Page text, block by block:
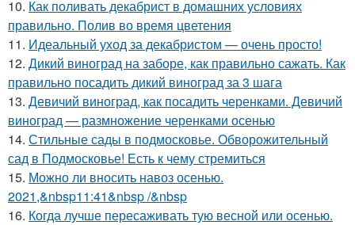
10. Как поливать декабрист в домашних условиях
правильно. Полив во время цветения
11. Идеальный уход за декабристом — очень просто!
12. Дикий виноград на заборе, как правильно сажать. Как
правильно посадить дикий виноград за 3 шага
13. Девичий виноград, как посадить черенками. Девичий
виноград — размножение черенками осенью
14. Стильные сады в подмосковье. Обворожительный
сад в Подмосковье! Есть к чему стремиться
15. Можно ли вносить навоз осенью.
2021,&nbsp11:41&nbsp /&nbsp
16. Когда лучше пересаживать тую весной или осенью.